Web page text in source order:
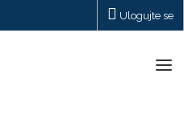
Ulogujte se